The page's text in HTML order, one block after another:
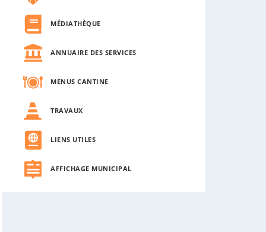
MÉDIATHÈQUE
ANNUAIRE DES SERVICES
MENUS CANTINE
TRAVAUX
LIENS UTILES
AFFICHAGE MUNICIPAL